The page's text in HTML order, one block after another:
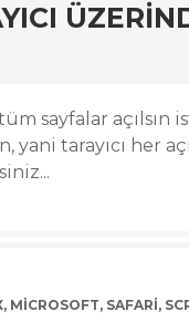
sayfalar açılsın
yani tarayıcı her
, MICROSOFT, SAFARI,